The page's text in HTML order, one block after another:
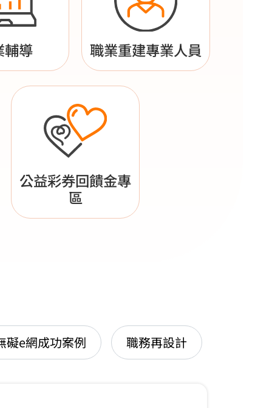
輔導 職業重建專業人員
公益彩券回饋金專
區
礙e網成功案例 職務再設計